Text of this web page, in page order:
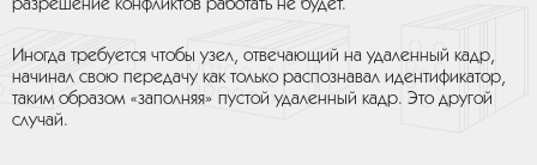
разрешение конфликтов работать не будет.
Иногда требуется чтобы узел, отвечающий на удаленный кадр,
начинал свою передачу как только распознавал идентификатор,
таким образом «заполняя» пустой удаленный кадр. Это другой
случай.